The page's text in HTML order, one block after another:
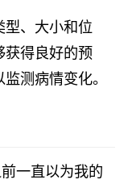
型、大小和位
获得良好的预
测病情变化。
一直以为我的